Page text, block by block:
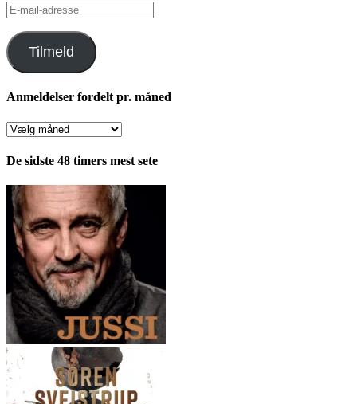
E-
mail-
adresse
Tilmeld
Anmeldelser fordelt pr. måned
Anmeldelser
pr.
De sidste 48 timers mest sete